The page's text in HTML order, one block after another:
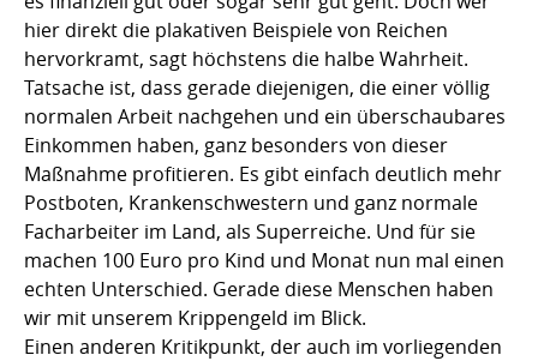
hier direkt die plakativen Beispiele von Reichen
hervorkramt, sagt höchstens die halbe Wahrheit.
Tatsache ist, dass gerade diejenigen, die einer völlig
normalen Arbeit nachgehen und ein überschaubares
Einkommen haben, ganz besonders von dieser
Maßnahme profitieren. Es gibt einfach deutlich mehr
Postboten, Krankenschwestern und ganz normale
Facharbeiter im Land, als Superreiche. Und für sie
machen 100 Euro pro Kind und Monat nun mal einen
echten Unterschied. Gerade diese Menschen haben
wir mit unserem Krippengeld im Blick.
Einen anderen Kritikpunkt, der auch im vorliegenden